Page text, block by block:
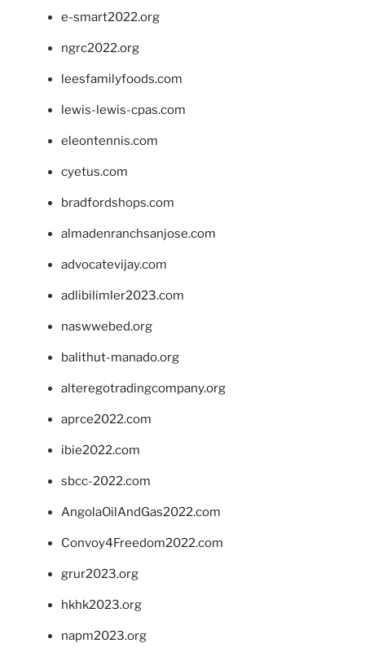
e-smart2022.org
ngrc2022.org
leesfamilyfoods.com
lewis-lewis-cpas.com
eleontennis.com
cyetus.com
bradfordshops.com
almadenranchsanjose.com
advocatevijay.com
adlibilimler2023.com
naswwebed.org
balithut-manado.org
alteregotradingcompany.org
aprce2022.com
ibie2022.com
sbcc-2022.com
AngolaOilAndGas2022.com
Convoy4Freedom2022.com
grur2023.org
hkhk2023.org
napm2023.org